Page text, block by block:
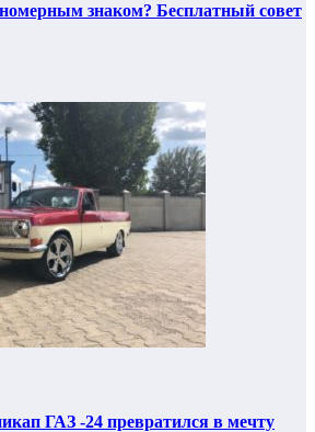
знаком? Бесплатный совет
ГАЗ -24 превратился в мечту